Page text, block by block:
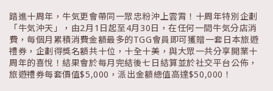
踏進十周年，牛気更會帶同一眾忠粉沖上雲霄！十周年特別企劃
「牛気沖天」，由2月1日起至4月30日，在任何一間牛気分店消
費，每個月累積消費金額最多的TGG會員即可獲贈一套日本旅遊
禮券，企劃得獎名額共十位，十全十美，與大眾一共分享開業十
周年的喜悅！結果會於每月完結後七日結算並於社交平台公佈，
旅遊禮券每套價值$5,000，派出金額總值高達$50,000！